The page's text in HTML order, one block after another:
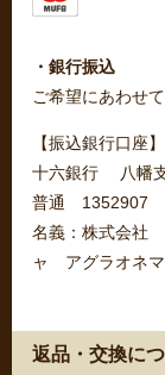
・銀行振込
ご希望にあわせ
【振込銀行口座】
十六銀行 八幡
普通 1352907
名義：株式会社
ャ アグラオネ
返品・交換に